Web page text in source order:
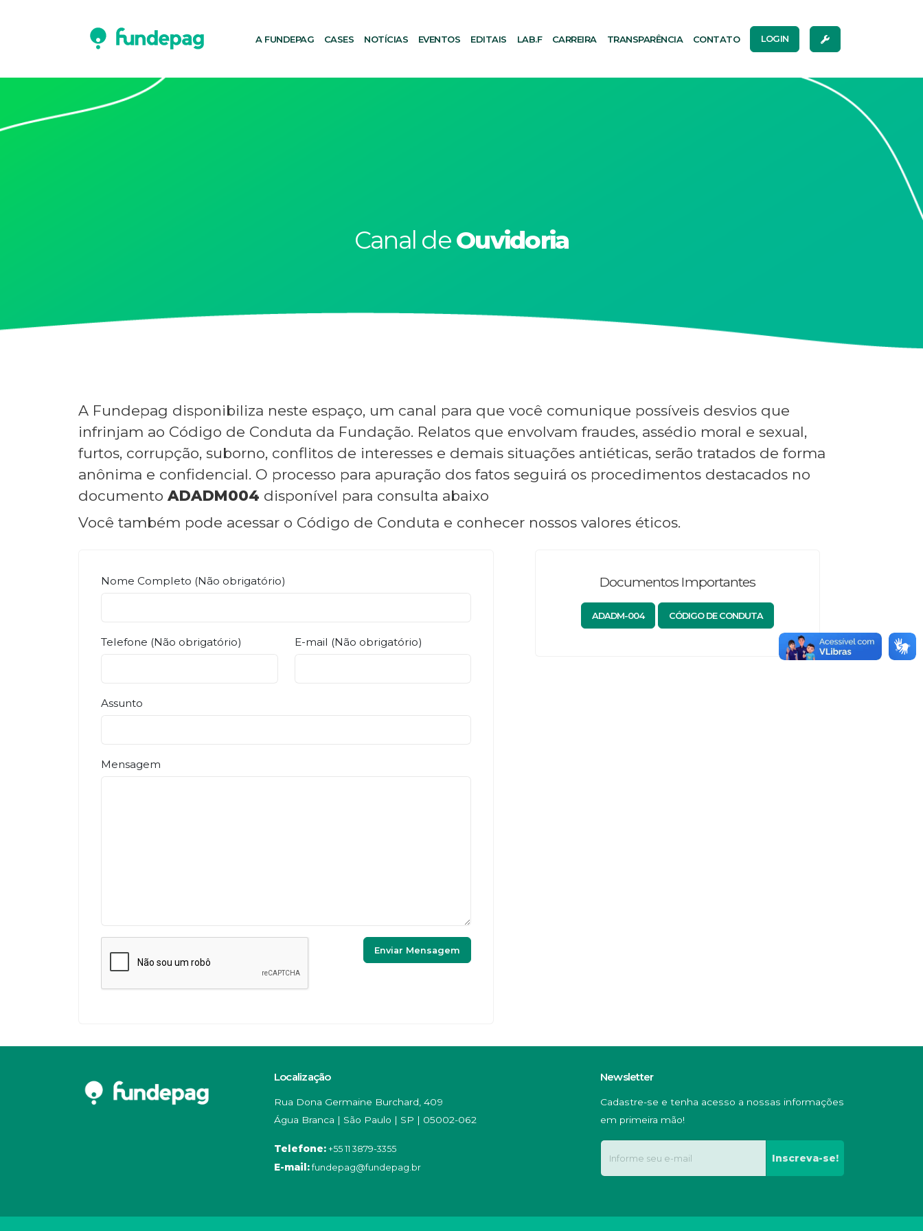
A FUNDEPAG CASES NOTÍCIAS EVENTOS EDITAIS LAB.F CARREIRA TRANSPARÊNCIA CONTATO LOGIN
Canal deOuvidoria
A Fundepag disponibiliza neste espaço, um canal para que você comunique possíveis desvios que
infrinjam ao Código de Conduta da Fundação. Relatos que envolvam fraudes, assédio moral e sexual,
furtos, corrupção, suborno, conflitos de interesses e demais situações antiéticas, serão tratados de forma
anônima e confidencial. O processo para apuração dos fatos seguirá os procedimentos destacados no
documento ADADM004 disponível para consulta abaixo
Você também pode acessar o Código de Conduta e conhecer nossos valores éticos.
Nome Completo (Não obrigatório)
Telefone (Não obrigatório) E-mail (Não obrigatório)
Assunto
Mensagem
Documentos Importantes
ADADM-004 CÓDIGO DE CONDUTA
Localização
Rua Dona Germaine Burchard, 409
Água Branca | São Paulo | SP | 05002-062
Telefone: +55 11 3879-3355
E-mail:fundepag@fundepag.br
Newsletter
Cadastre-se e tenha acesso a nossas informações
em primeira mão!
Inscreva-se!